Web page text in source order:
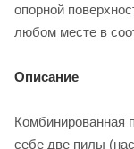
опорной
любом месте в
Описание
Комбинированная
себе две пилы